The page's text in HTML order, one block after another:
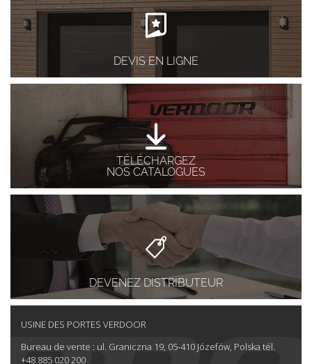
DEVIS EN LIGNE
TÉLÉCHARGEZ
NOS CATALOGUES
DEVENEZ DISTRIBUTEUR
USINE DES PORTES VERDOOR
Bureau de vente : ul. Graniczna 19, 05-410 Józefów, Polska tél.
+48 885 020 200